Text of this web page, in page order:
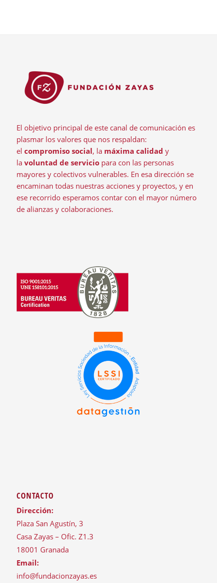
El objetivo principal de este canal de comunicación es
plasmar los valores que nos respaldan:
el compromiso social, la máxima calidad y
la voluntad de serviciopara con las personas
mayores y colectivos vulnerables. En esa dirección se
encaminan todas nuestras acciones y proyectos, y en
ese recorrido esperamos contar con el mayor número
de alianzas y colaboraciones.
CONTACTO
Dirección:
Plaza San Agustín, 3
Casa Zayas – Ofic. Z1.3
18001 Granada
Email:
info@fundacionzayas.es